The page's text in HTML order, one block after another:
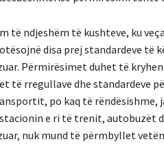
të ndjeshëm të kushteve, ku
disa prej standardeve të
Përmirësimet duhet të
të rregullave dhe standardeve
po kaq të rëndësishme,
e ri të trenit, autobuzët
nuk mund të përmbyllet